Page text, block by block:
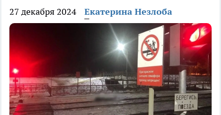
27 декабря 2024 Екатерина Незлоба